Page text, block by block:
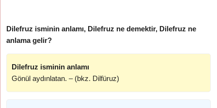
Dilefruz isminin anlamı, Dilefruz ne demektir, Dilefruz ne
anlama gelir?
Dilefruz isminin anlamı
Gönül aydınlatan. – (bkz. Dilfüruz)